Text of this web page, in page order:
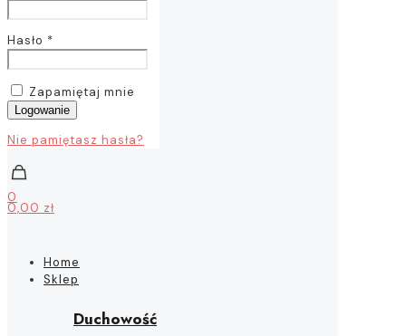
Hasło *
Zapamiętaj mnie
Logowanie
Nie pamiętasz hasła?
0
0,00 zł
Home
Sklep
Duchowość